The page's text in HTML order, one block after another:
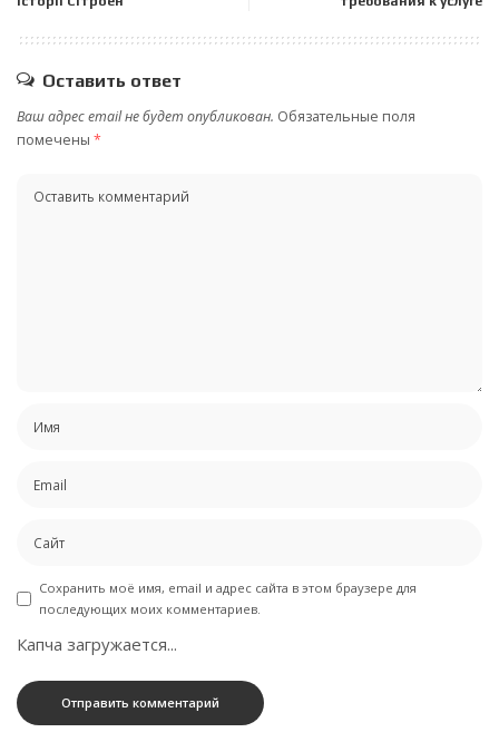
Оставить ответ
Ваш адрес email не будет опубликован. Обязательные поля
помечены *
Сохранить моё имя, email и адрес сайта в этом браузере для
последующих моих комментариев.
Капча загружается...